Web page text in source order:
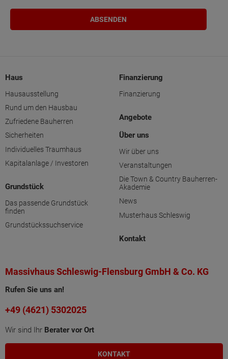
Haus
Hausausstellung
Rund um den Hausbau
Zufriedene Bauherren
Sicherheiten
Individuelles Traumhaus
Kapitalanlage / Investoren
Grundstück
Das passende Grundstück
finden
Grundstückssuchservice
Finanzierung
Finanzierung
Angebote
Über uns
Wir über uns
Veranstaltungen
Die Town & Country Bauherren-
Akademie
News
Musterhaus Schleswig
Kontakt
Massivhaus Schleswig-Flensburg GmbH & Co. KG
Rufen Sie uns an!
+49 (4621) 5302025
Wir sind Ihr Berater vor Ort
KONTAKT